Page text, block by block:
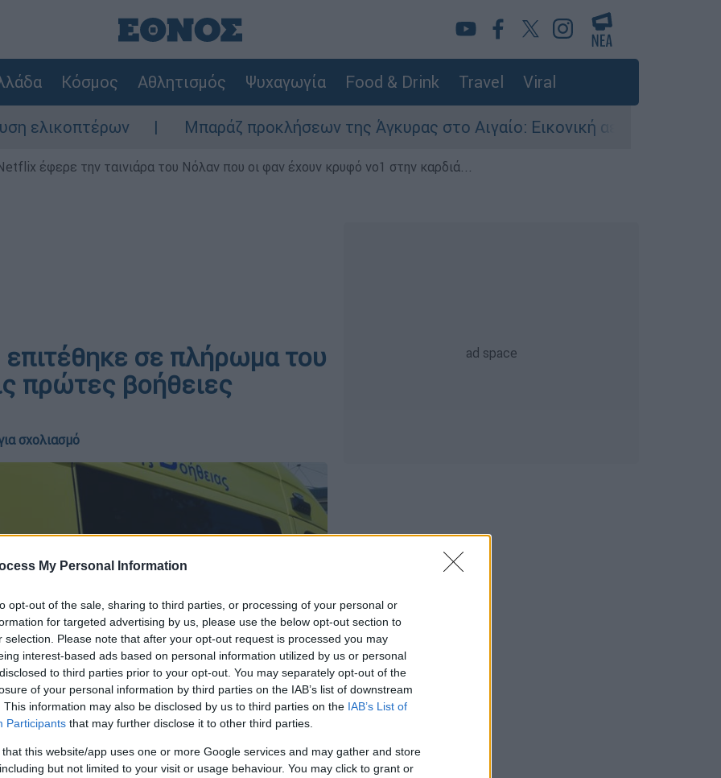
My Personal Information
opt-out of the sale, sharing to third parties, or processing of your personal or
for targeted advertising by us, please use the below opt-out section to
selection. Please note that after your opt-out request is processed you may
interest-based ads based on personal information utilized by us or personal
to third parties prior to your opt-out. You may separately opt-out of the
of your personal information by third parties on the IAB’s list of downstream
This information may also be disclosed by us to third parties on the IAB’s List of
Participants that may further disclose it to other third parties.
that this website/app uses one or more Google services and may gather and store
but not limited to your visit or usage behaviour. You may click to grant or
Κόσμος Αθλητισμός Ψυχαγωγία Food & Drink Travel Viral
Μπαράζ προκλήσεων της Άγκυρας στο Αιγαίο: Εικονική αερομαχία ανάμεσα
έφερε την ταινιάρα του Νόλαν που οι φαν έχουν κρυφό νο1 στην καρδιά...
σε πλήρωμα του
πρώτες βοήθειες
σχολιασμό